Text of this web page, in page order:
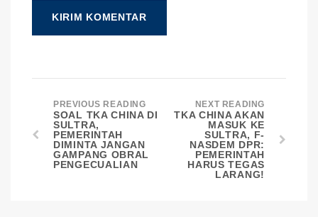
PREVIOUS READING
SOAL TKA CHINA DI
SULTRA,
PEMERINTAH
DIMINTA JANGAN
GAMPANG OBRAL
PENGECUALIAN
NEXT READING
TKA CHINA AKAN
MASUK KE
SULTRA, F-
NASDEM DPR:
PEMERINTAH
HARUS TEGAS
LARANG!